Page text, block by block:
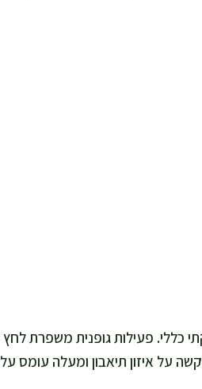
כללי. פעילות גופנית משפרת לחץ
על איזון תיאבון ומעלה עומס על